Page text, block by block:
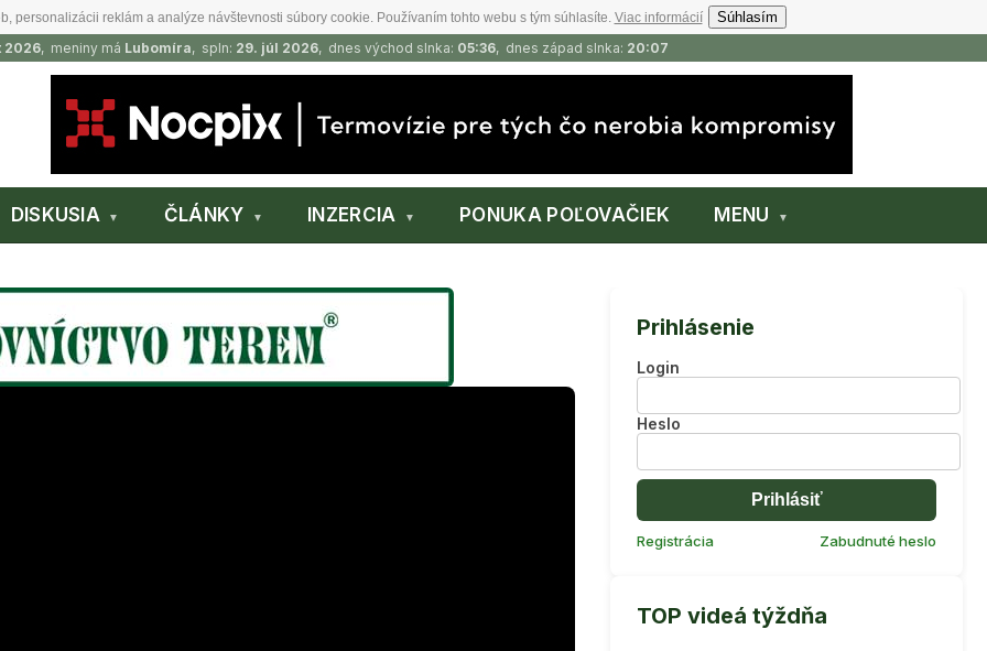
personalizácii reklám a analýze návštevnosti súbory cookie. Používaním tohto webu s tým súhlasíte. Viac informácií
Súhlasím
2026, meniny má Lubomíra, spln: 29. júl 2026, dnes východ slnka: 05:36, dnes západ slnka: 20:07
DISKUSIA ČLÁNKY INZERCIA PONUKA POĽOVAČIEK MENU
Prihlásenie
Login
Heslo
Prihlásiť
Registrácia Zabudnuté heslo
TOP videá týždňa